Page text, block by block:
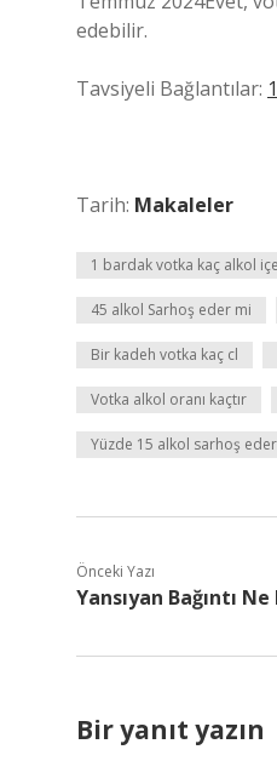
edebilir.
Tavsiyeli Bağlantılar:
Tarih: Makaleler
1 bardak votka kaç alkol
45 alkol Sarhoş eder mi
Bir kadeh votka kaç cl
Votka alkol oranı kaçtır
Yüzde 15 alkol sarhoş
Önceki Yazı
Yansıyan Bağıntı
Bir yanıt yazın